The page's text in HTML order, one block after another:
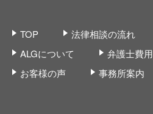
TOP 法律相談の流れ
ALGについて
弁護士費用
お客様の声
事務所案内